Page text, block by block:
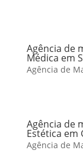
Agência de
Médica em
Agência de
Agência de
Estética em
Agência de